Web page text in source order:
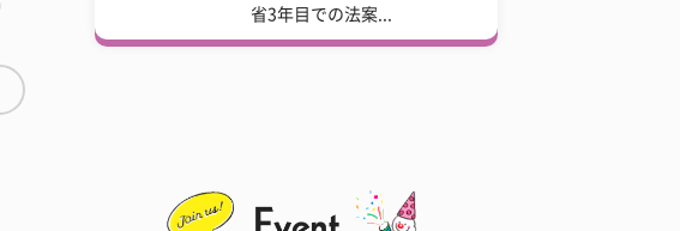
省3年目での法案...